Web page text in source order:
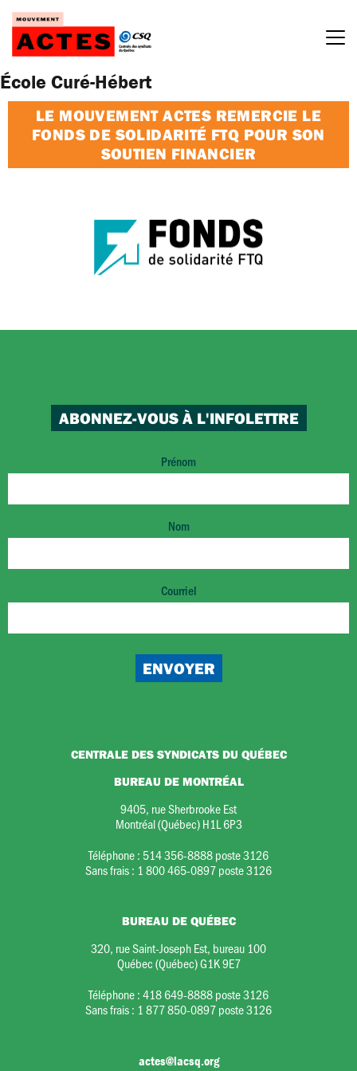
Passer
contenu
École Curé-Hébert
LE MOUVEMENT ACTES REMERCIE LE
FONDS DE SOLIDARITÉ FTQ POUR SON
SOUTIEN FINANCIER
ABONNEZ-VOUS À L'INFOLETTRE
Prénom
Nom
Courriel
CENTRALE DES SYNDICATS DU QUÉBEC
BUREAU DE MONTRÉAL
9405, rue Sherbrooke Est
Montréal (Québec) H1L 6P3
Téléphone : 514 356-8888 poste 3126
Sans frais : 1 800 465-0897 poste 3126
BUREAU DE QUÉBEC
320, rue Saint-Joseph Est, bureau 100
Québec (Québec) G1K 9E7
Téléphone :418 649-8888 poste 3126
Sans frais : 1 877 850-0897 poste 3126
actes@lacsq.org